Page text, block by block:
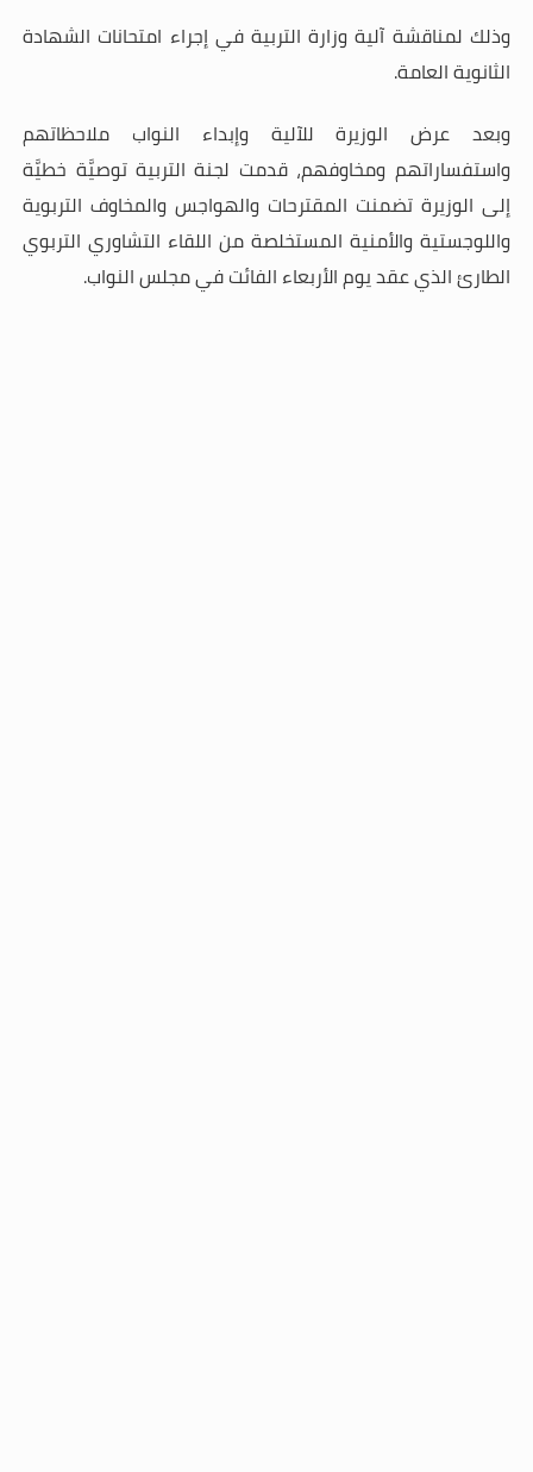
وذلك لمناقشة آلية وزارة التربية في إجراء امتحانات الشهادة
الثانوية العامة.
وبعد عرض الوزيرة للآلية وإبداء النواب ملاحظاتهم
واستفساراتهم ومخاوفهم، قدمت لجنة التربية توصيَّة خطيَّة
إلى الوزيرة تضمنت المقترحات والهواجس والمخاوف التربوية
واللوجستية والأمنية المستخلصة من اللقاء التشاوري التربوي
الطارئ الذي عقد يوم الأربعاء الفائت في مجلس النواب.